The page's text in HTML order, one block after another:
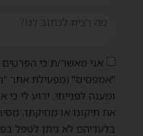
אני מאשר/ת כי
"אמפסיס" (מפעילת אתר
ומענה לפנייתי. ידוע לי
את תיקונו או מחיקתו.
בלעדיהם לא ניתן לטפל